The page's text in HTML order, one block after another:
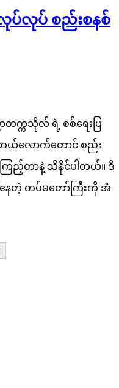
လုပ် စည်းစနစ်
က္ကသိုလ် ရဲ့ စစ်ရေးပြ
ဘယ်လောက်တောင် စည်း
ြည့်တာနဲ့ သိနိုင်ပါတယ်။ ဒီ
တဲ့ တပ်မတော်ကြီးကို အံ